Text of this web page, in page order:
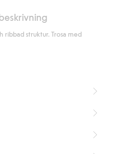
ribbad struktur. Trosa med